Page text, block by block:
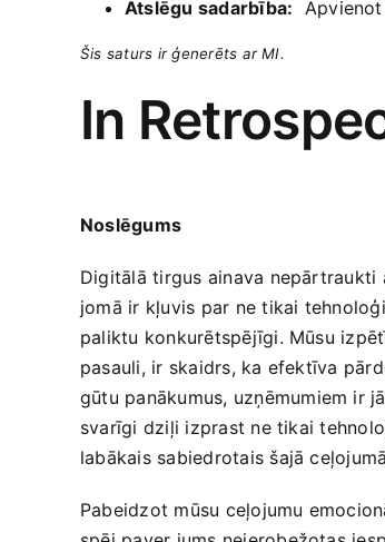
Atslēgu sadarbība:
Šis‍ saturs ir ģenerēts ar MI.
In‍
Noslēgums
Digitālā‌ tirgus ainava nepārtraukti
jomā ir kļuvis par ne tikai
paliktu konkurētspējīgi. Mūsu
pasauli, ir skaidrs, ka efektīva
gūtu panākumus, uzņēmumiem ir
svarīgi dziļi‍ izprast ne tikai
labākais sabiedrotais šajā
Pabeidzot mūsu ceļojumu